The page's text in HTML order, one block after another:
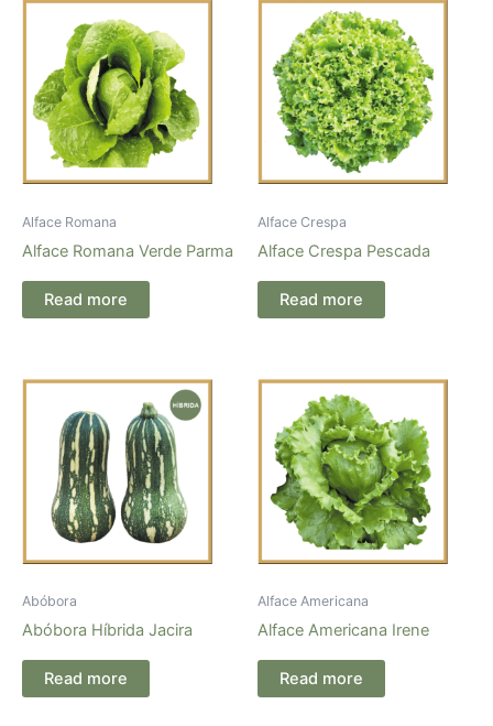
Alface Romana
Alface Romana Verde Parma
Read more
Alface Crespa
Alface Crespa Pescada
Read more
Abóbora
Abóbora Híbrida Jacira
Read more
Alface Americana
Alface Americana Irene
Read more